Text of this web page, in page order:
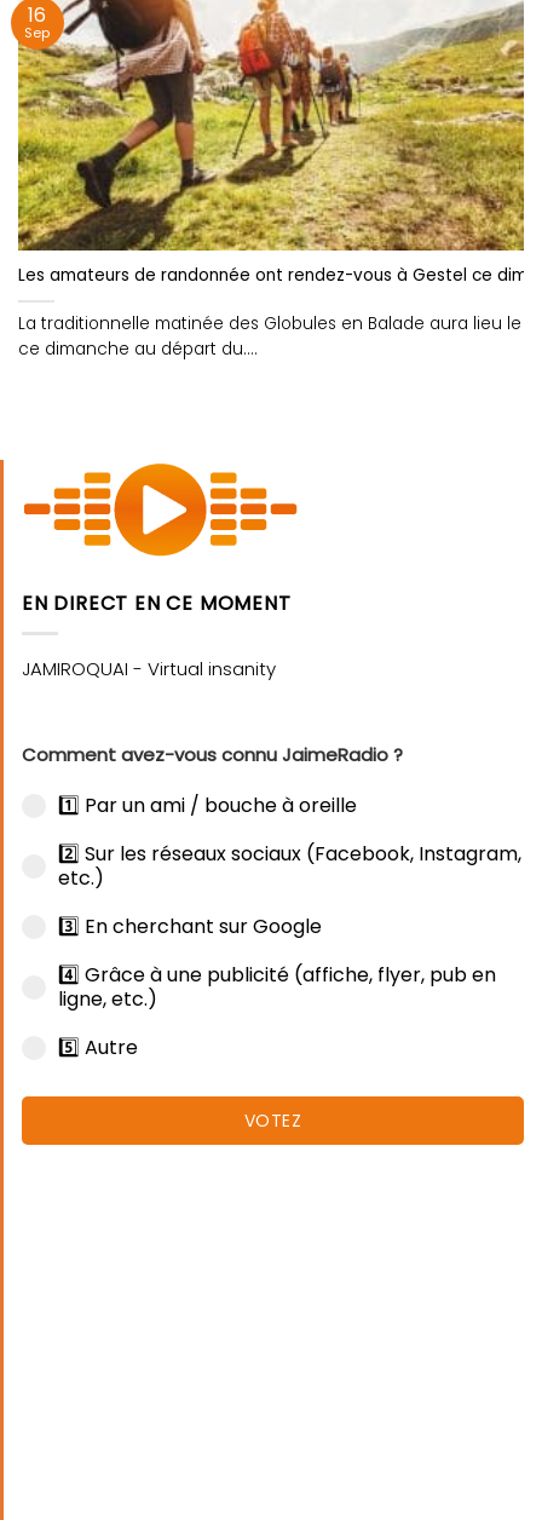
Les amateurs de randonnée ont rendez-vous à Gestel ce
La traditionnelle matinée des Globules en Balade aura lieu le
ce dimanche au départ du....
16
Sep
EN DIRECT EN CE MOMENT
Comment avez-vous connu JaimeRadio ?
1️⃣ Par un ami / bouche à oreille
2️⃣ Sur les réseaux sociaux (Facebook, Instagram,
etc.)
3️⃣ En cherchant sur Google
4️⃣ Grâce à une publicité (affiche, flyer, pub en
ligne, etc.)
5️⃣ Autre
VOTEZ